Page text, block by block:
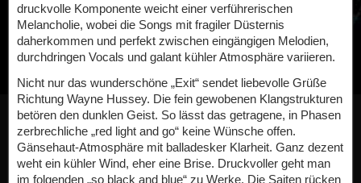
druckvolle Komponente weicht einer verführerischen
Melancholie, wobei die Songs mit fragiler Düsternis
daherkommen und perfekt zwischen eingängigen Melodien,
durchdringen Vocals und galant kühler Atmosphäre variieren.
Nicht nur das wunderschöne „Exit“ sendet liebevolle Grüße
Richtung Wayne Hussey. Die fein gewobenen Klangstrukturen
betören den dunklen Geist. So lässt das getragene, in Phasen
zerbrechliche „red light and go“ keine Wünsche offen.
Gänsehaut-Atmosphäre mit balladesker Klarheit. Ganz dezent
weht ein kühler Wind, eher eine Brise. Druckvoller geht man
im folgenden „so black and blue“ zu Werke. Die Saiten rücken